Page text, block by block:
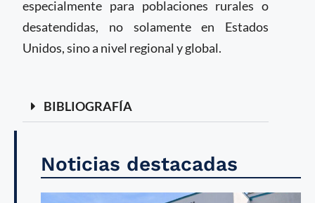
especialmente para poblaciones rurales o
desatendidas, no solamente en Estados
Unidos, sino a nivel regional y global.
BIBLIOGRAFÍA
Noticias destacadas